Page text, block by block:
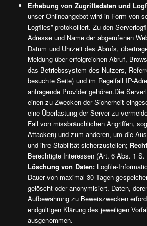
Erhebung von Zugriffsdaten und
unser Onlineangebot wird in Form von
Logfiles” protokolliert. Zu den
Adresse und Name der abgerufenen
Datum und Uhrzeit des Abrufs,
Meldung über erfolgreichen Abruf,
das Betriebssystem des Nutzers,
besuchte Seite) und im Regelfall IP-
anfragende Provider gehören.Die
einen zu Zwecken der Sicherheit
eine Überlastung der Server zu
Fall von missbräuchlichen Angriffen,
Attacken) und zum anderen, um die
und ihre Stabilität sicherzustellen;
Berechtigte Interessen (Art. 6 Abs. 1 S.
Löschung von Daten:Logfile-
Dauer von maximal 30 Tagen
gelöscht oder anonymisiert. Daten,
Aufbewahrung zu Beweiszwecken
endgültigen Klärung des jeweiligen
ausgenommen.